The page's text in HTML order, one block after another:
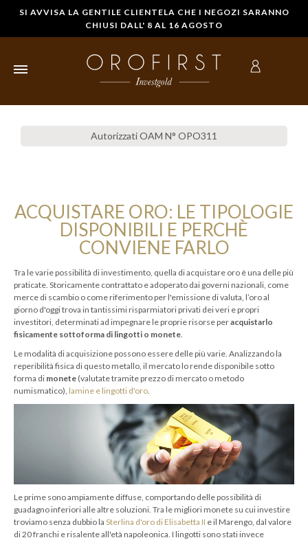
SI AVVISA LA GENTILE CLIENTELA CHE I NEGOZI SARANNO
CHIUSI DALL' 8 AL 16 AGOSTO
STERLINE IN
ORO
COMPRARE
ORO
INVESTIRE
QUOTAZIONE
ORO
Autorizzati OAM N° OPO311
ACQUISTARE ORO: LE TIPOLOGIE
DISPONIBILI E PERCHÈ
CONVIENE FARLO
Tra le varie possibilità di investimento, quella di acquistare oro è una delle più
praticate. Storicamente contrattato e adoperato dai governi nazionali, come
merce di scambio o come riferimento per l'emissione di valuta, l’oro al
giorno d'oggi trova in tantissimi risparmiatori privati dei veri e propri
investitori, determinati ad impegnare le proprie risorse peracquistarlo
fisicamente sottoforma di lingotti o monete.
Le modalità di acquisizione possono essere delle più varie. Analizzando la
reperibilità fisica di questo metallo, il mercato lo rende disponibile sotto
forma di monete (valutate tramite prezzo di mercato o metodo
numismatico), lamine e lingotti d'oro.
Le prime sono ampiamente diffuse, comportando delle possibilità di
guadagno inferiori alle altre soluzioni. Tra le migliori monete su cui investire
troviamo senza dubbio la Sterlina d'oro di Elisabetta II e il Marengo, dal valore
di 20 franchi e risalente all'età napoleonica. I lingotti sono stati invece